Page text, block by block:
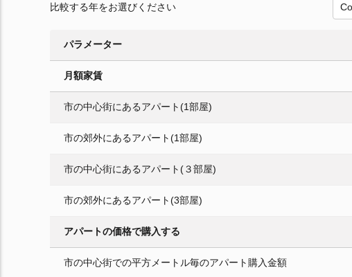
比較する年をお選びください
パラメーター
月額家賃
市の中心街にあるアパート(1部屋)
市の郊外にあるアパート(1部屋)
市の中心街にあるアパート(３部屋)
市の郊外にあるアパート(3部屋)
アパートの価格で購入する
市の中心街での平方メートル毎のアパート購入金額